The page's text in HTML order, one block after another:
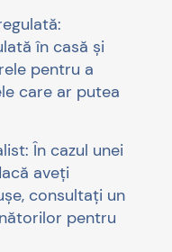
în casă și
pentru a
care ar putea
În cazul unei
aveți
consultați un
pentru